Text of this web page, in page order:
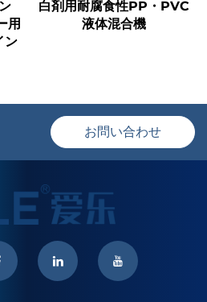
用
ン
白剤用耐腐食性PP・PVC
液体混合機
お問い合わせ